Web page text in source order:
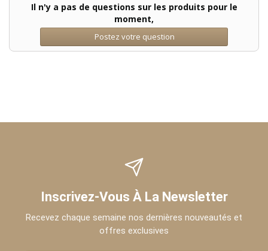
Il n'y a pas de questions sur les produits pour le
moment,
Postez votre question
Inscrivez-Vous À La Newsletter
Recevez chaque semaine nos dernières nouveautés et
offres exclusives